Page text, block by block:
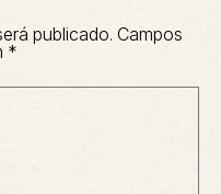
publicado. Campos
*